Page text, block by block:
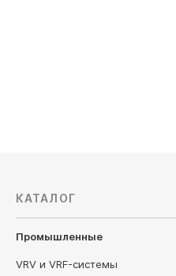
КАТАЛОГ
Промышленные
VRV и VRF-системы